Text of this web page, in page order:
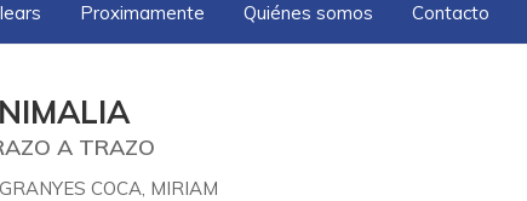
Proximamente Quiénes somos Contacto
A TRAZO
COCA, MIRIAM